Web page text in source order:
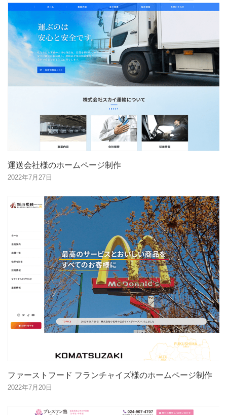
運送会社様のホームページ制作
2022年7月27日
ファーストフード フランチャイズ様のホームページ制作
2022年7月20日